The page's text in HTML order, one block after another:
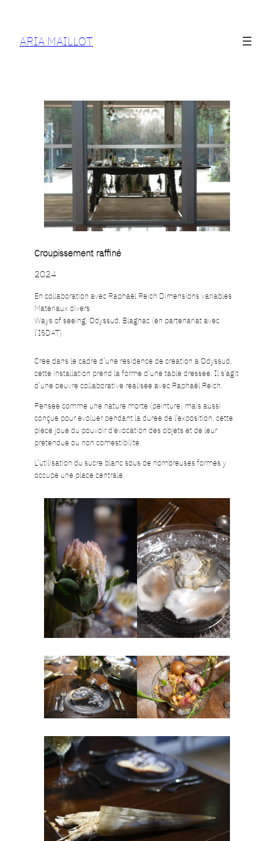
ARIA MAILLOT
Croupissement raffiné
2024
En collaboration avec Raphaël Reich Dimensions variables
Matériaux divers
Ways of seeing, Odyssud, Blagnac (en partenariat avec
l’ISDAT)
Créé dans le cadre d’une résidence de création à Odyssud,
cette installation prend la forme d’une table dressée. Il s’agit
d’une oeuvre collaborative réalisée avec Raphaël Reich.
Pensée comme une nature morte (peinture) mais aussi
conçue pour évoluer pendant la durée de l’exposition, cette
pièce joue du pouvoir d’évocation des objets et de leur
prétendue ou non comestibilité.
L’utilisation du sucre blanc sous de nombreuses formes y
occupe une place centrale.